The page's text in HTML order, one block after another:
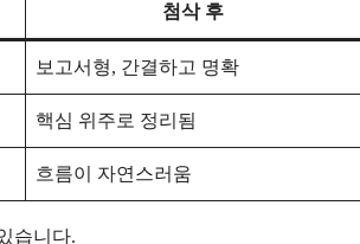
첨삭 후
보고서형, 간결하고 명확
핵심 위주로 정리됨
흐름이 자연스러움
습니다.